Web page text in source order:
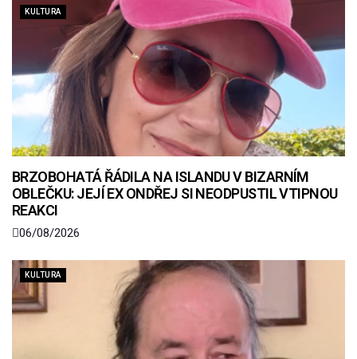
KULTURA
BRZOBOHATÁ ŘÁDILA NA ISLANDU V BIZARNÍM
OBLEČKU: JEJÍ EX ONDŘEJ SI NEODPUSTIL VTIPNOU
REAKCI
06/08/2026
KULTURA